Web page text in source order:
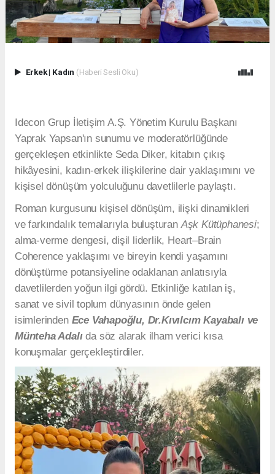
Erkek| Kadın (Haberi Sesli Oku)
Idecon Grup İletişim A.Ş. Yönetim Kurulu Başkanı
Yaprak Yapsan'ın sunumu ve moderatörlüğünde
gerçekleşen etkinlikte Seda Diker, kitabın çıkış
hikâyesini, kadın-erkek ilişkilerine dair yaklaşımını ve
kişisel dönüşüm yolculuğunu davetlilerle paylaştı.
Roman kurgusunu kişisel dönüşüm, ilişki dinamikleri
ve farkındalık temalarıyla buluşturanAşk Kütüphanesi;
alma-verme dengesi, dişil liderlik, Heart–Brain
Coherence yaklaşımı ve bireyin kendi yaşamını
dönüştürme potansiyeline odaklanan anlatısıyla
davetlilerden yoğun ilgi gördü. Etkinliğe katılan iş,
sanat ve sivil toplum dünyasının önde gelen
isimlerinden Ece Vahapoğlu, Dr.Kıvılcım Kayabalı ve
Münteha Adalıda söz alarak ilham verici kısa
konuşmalar gerçekleştirdiler.